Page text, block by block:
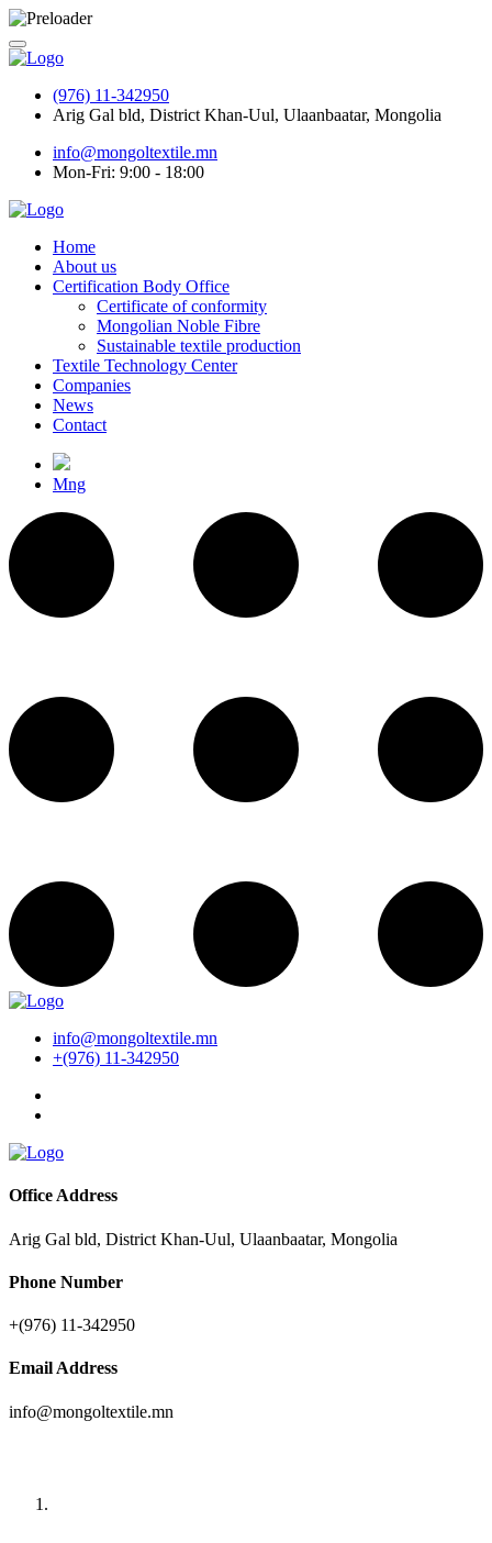
(976) 11-342950
Arig Gal bld, District Khan-Uul, Ulaanbaatar, Mongolia
info@mongoltextile.mn
Mon-Fri: 9:00 - 18:00
Home
About us
Certification Body Office
Certificate of conformity
Mongolian Noble Fibre
Sustainable textile production
Textile Technology Center
Companies
News
Contact
Mng
info@mongoltextile.mn
+(976) 11-342950
Office Address
Arig Gal bld, District Khan-Uul, Ulaanbaatar, Mongolia
Phone Number
+(976) 11-342950
Email Address
info@mongoltextile.mn